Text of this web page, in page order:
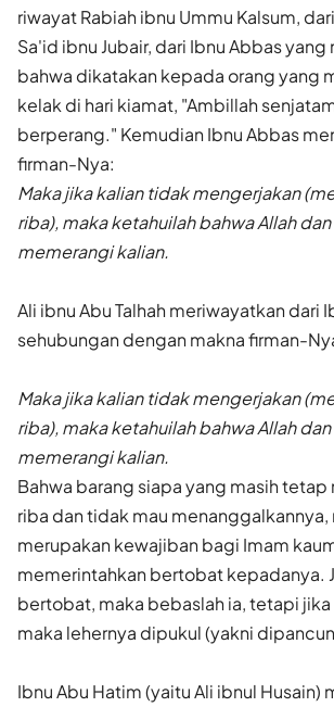
riwayat Rabiah ibnu Ummu Kalsum,
Sa'id ibnu Jubair, dari Ibnu Abbas
bahwa dikatakan kepada orang yang
kelak di hari kiamat, "Ambillah
berperang." Kemudian Ibnu Abbas
firman-Nya:
Maka jika kalian tidak mengerjakan
riba), maka ketahuilah bahwa Allah
memerangi kalian.
Ali ibnu Abu Talhah meriwayatkan dari
sehubungan dengan makna firman-
Maka jika kalian tidak mengerjakan
riba), maka ketahuilah bahwa Allah
memerangi kalian.
Bahwa barang siapa yang masih tetap
riba dan tidak mau menanggalkannya,
merupakan kewajiban bagi Imam
memerintahkan bertobat kepadanya.
bertobat, maka bebaslah ia, tetapi
maka lehernya dipukul (yakni
Ibnu Abu Hatim (yaitu Ali ibnul Husain)